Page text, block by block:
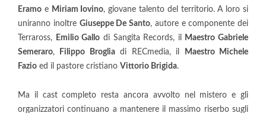
Eramo e Miriam Iovino, giovane talento del territorio. A loro si
uniranno inoltre Giuseppe De Santo, autore e componente dei
Terraross,
Emilio Gallo di Sangita Records, il
Maestro Gabriele
Semeraro, Filippo Brogliadi RECmedia, il
Maestro Michele
Fazio ed il pastore cristiano Vittorio Brigida.
Ma il cast completo resta ancora avvolto nel mistero e gli
organizzatori continuano a mantenere il massimo riserbo sugli